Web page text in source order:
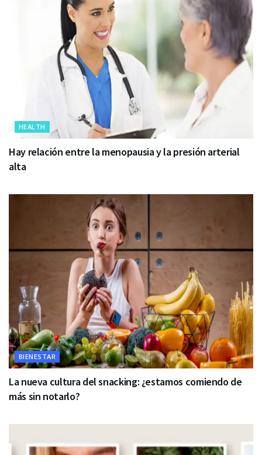
HEALTH
Hay relación entre la menopausia y la presión arterial
alta
BIENESTAR
La nueva cultura del snacking: ¿estamos comiendo de
más sin notarlo?